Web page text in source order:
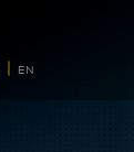
| EN